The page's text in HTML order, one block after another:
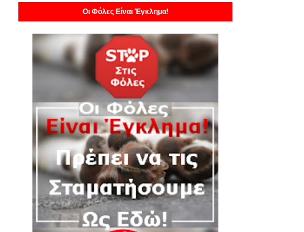
Οι Φόλες Είναι Έγκλημα!